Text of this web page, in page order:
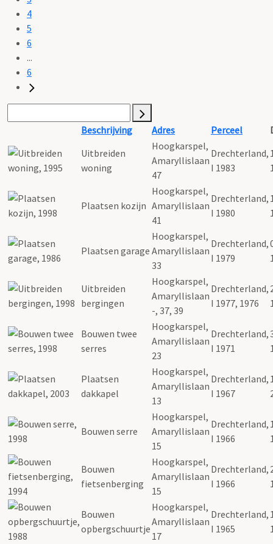
4
5
6
...
6
Beschrijving Adres Perceel
Uitbreiden
woning
Hoogkarspel,
Amaryllislaan
47
Drechterland,
I 1983
Plaatsen kozijn
Hoogkarspel,
Amaryllislaan
41
Drechterland,
I 1980
Plaatsen garage
Hoogkarspel,
Amaryllislaan
33
Drechterland,
I 1979
Uitbreiden
bergingen
Hoogkarspel,
Amaryllislaan
-, 37, 39
Drechterland,
I 1977, 1976
Bouwen twee
serres
Hoogkarspel,
Amaryllislaan
23
Drechterland,
I 1971
Plaatsen
dakkapel
Hoogkarspel,
Amaryllislaan
13
Drechterland,
I 1967
Bouwen serre
Hoogkarspel,
Amaryllislaan
15
Drechterland,
I 1966
Bouwen
fietsenberging
Hoogkarspel,
Amaryllislaan
15
Drechterland,
I 1966
Bouwen
opbergschuurtje
Hoogkarspel,
Amaryllislaan
17
Drechterland,
I 1965